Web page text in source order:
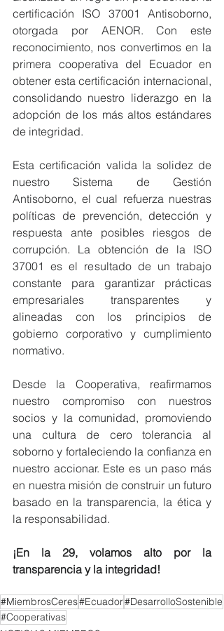
certificación ISO 37001 Antisoborno,
otorgada por AENOR. Con este
reconocimiento, nos convertimos en la
primera cooperativa del Ecuador en
obtener esta certificación internacional,
consolidando nuestro liderazgo en la
adopción de los más altos estándares
de integridad.
Esta certificación valida la solidez de
nuestro Sistema de Gestión
Antisoborno, el cual refuerza nuestras
políticas de prevención, detección y
respuesta ante posibles riesgos de
corrupción. La obtención de la ISO
37001 es el resultado de un trabajo
constante para garantizar prácticas
empresariales transparentes y
alineadas con los principios de
gobierno corporativo y cumplimiento
normativo.
Desde la Cooperativa, reafirmamos
nuestro compromiso con nuestros
socios y la comunidad, promoviendo
una cultura de cero tolerancia al
soborno y fortaleciendo la confianza en
nuestro accionar. Este es un paso más
en nuestra misión de construir un futuro
basado en la transparencia, la ética y
la responsabilidad.
¡En la 29, volamos alto por la
transparencia y la integridad!
#MiembrosCeres#Ecuador#DesarrolloSostenible
#Cooperativas